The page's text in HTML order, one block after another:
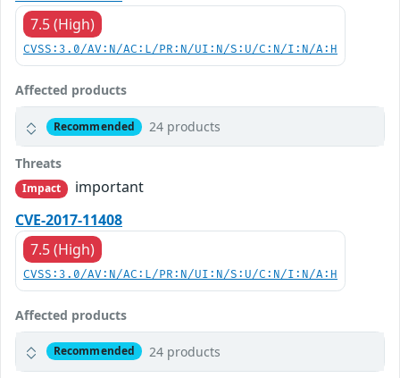
7.5 (High)
CVSS:3.0/AV:N/AC:L/PR:N/UI:N/S:U/C:N/I:N/A:H
Affected products
Recommended 24 products
Threats
Impact
important
CVE-2017-11408
7.5 (High)
CVSS:3.0/AV:N/AC:L/PR:N/UI:N/S:U/C:N/I:N/A:H
Affected products
Recommended 24 products